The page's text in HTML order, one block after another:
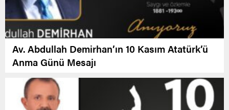
Av. Abdullah Demirhan’ın 10 Kasım Atatürk’ü
Anma Günü Mesajı